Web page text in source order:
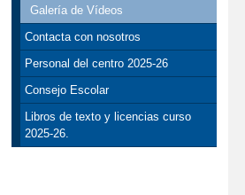
Galería de Vídeos
Contacta con nosotros
Personal del centro 2025-26
Consejo Escolar
Libros de texto y licencias curso
2025-26.